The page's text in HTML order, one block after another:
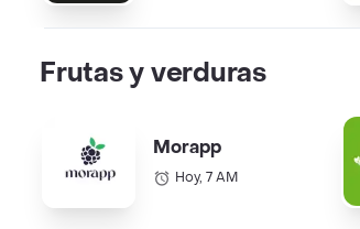
Frutas y verduras
Morapp
Hoy, 7 AM